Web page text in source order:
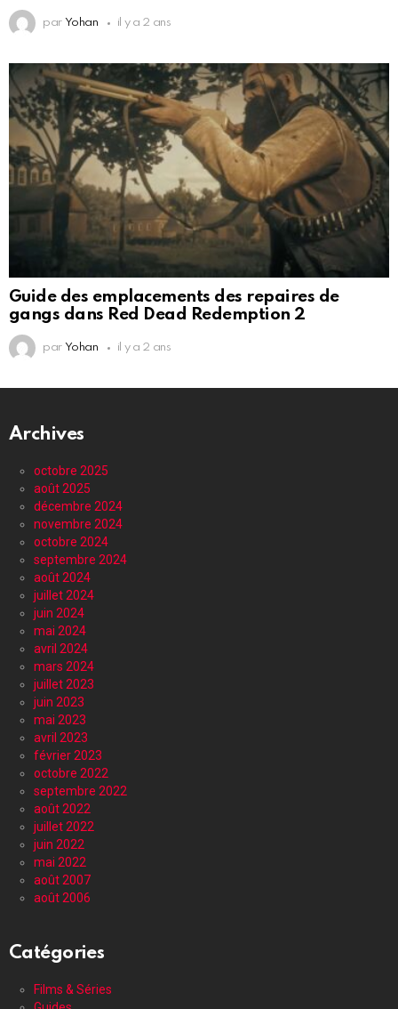
par Yohan il y a 2 ans
Guide des emplacements des repaires de
gangs dans Red Dead Redemption 2
par Yohan il y a 2 ans
Archives
octobre 2025
août 2025
décembre 2024
novembre 2024
octobre 2024
septembre 2024
août 2024
juillet 2024
juin 2024
mai 2024
avril 2024
mars 2024
juillet 2023
juin 2023
mai 2023
avril 2023
février 2023
octobre 2022
septembre 2022
août 2022
juillet 2022
juin 2022
mai 2022
août 2007
août 2006
Catégories
Films & Séries